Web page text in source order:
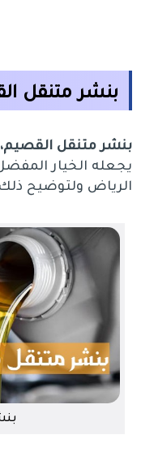
بنشر متنقل
بنشر متنقل القصيم،
يجعله الخيار
الرياض ولتوضيح ذلك